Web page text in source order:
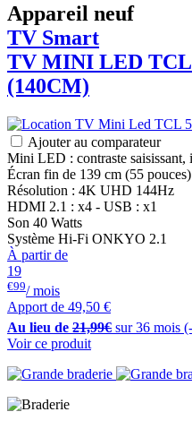
Appareil neuf
TV Smart
TV MINI LED TCL
(140CM)
Ajouter au comparateur
Mini LED : contraste saisissant,
Écran fin de 139 cm (55
Résolution : 4K UHD 144Hz
HDMI 2.1 : x4 - USB : x1
Son 40 Watts
Système Hi-Fi ONKYO 2.1
À partir de
19
€99/ mois
Apport de 49,50 €
Au lieu de 21,99€ sur 36 mois
Voir ce produit